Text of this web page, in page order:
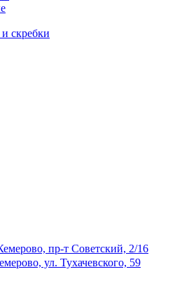
скребки
пр-т Советский, 2/16
ул. Тухачевского, 59